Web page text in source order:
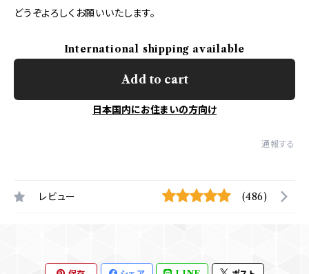
どうぞよろしくお願いいたします。
International shipping available
Add to cart
日本国内にお住まいの方向け
通報する
レビュー (486)